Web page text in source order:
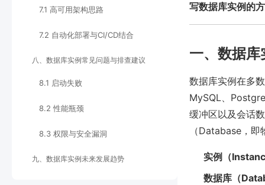
7.1 高可用架构思路
7.2 自动化部署与CI/CD结合
八、数据库实例常见问题与排查建议
8.1 启动失败
8.2 性能瓶颈
8.3 权限与安全漏洞
九、数据库实例未来发展趋势
写数据库实例的
一、数据
数据库实例在多
MySQL、
缓冲区以及会话
（Database，
实例（
数据库（